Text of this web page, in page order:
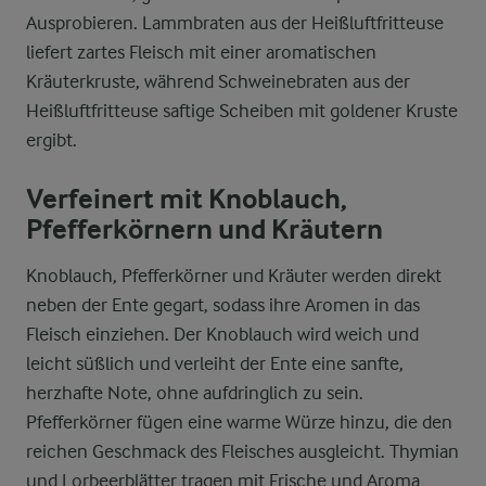
Ausprobieren. Lammbraten aus der Heißluftfritteuse
liefert zartes Fleisch mit einer aromatischen
Kräuterkruste, während Schweinebraten aus der
Heißluftfritteuse saftige Scheiben mit goldener Kruste
ergibt.
Verfeinert mit Knoblauch,
Pfefferkörnern und Kräutern
Knoblauch, Pfefferkörner und Kräuter werden direkt
neben der Ente gegart, sodass ihre Aromen in das
Fleisch einziehen. Der Knoblauch wird weich und
leicht süßlich und verleiht der Ente eine sanfte,
herzhafte Note, ohne aufdringlich zu sein.
Pfefferkörner fügen eine warme Würze hinzu, die den
reichen Geschmack des Fleisches ausgleicht. Thymian
und Lorbeerblätter tragen mit Frische und Aroma